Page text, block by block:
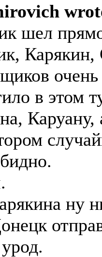
шел
Карякин,
в этом
ну